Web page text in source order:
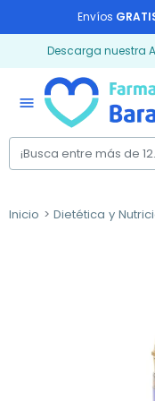
Envíos
Descarga nuestra
menu
Inicio Dietética y